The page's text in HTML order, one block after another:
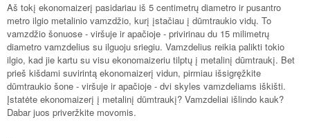
Aš tokį ekonomaizerį pasidariau iš 5 centimetrų diametro ir pusantro
metro ilgio metalinio vamzdžio, kurį įstačiau į dūmtraukio vidų. To
vamzdžio šonuose - viršuje ir apačioje - privirinau du 15 milimetrų
diametro vamzdelius su ilguoju sriegiu. Vamzdelius reikia palikti tokio
ilgio, kad jie kartu su visu ekonomaizeriu tilptų į metalinį dūmtraukį. Bet
prieš kišdami suvirintą ekonomaizerį vidun, pirmiau išsigręžkite
dūmtraukio šone - viršuje ir apačioje - dvi skyles vamzdeliams iškišti.
Įstatėte ekonomaizerį į metalinį dūmtraukį? Vamzdeliai išlindo kauk?
Dabar juos priveržkite movomis.